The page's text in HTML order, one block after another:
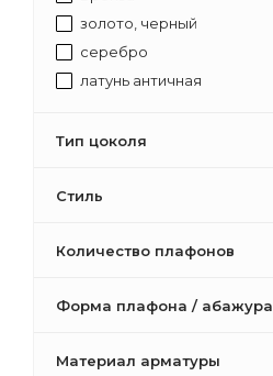
золото, черный
серебро
латунь античная
золото розовое
серебро, черный
коричневый, хром
бронза, неокрашенный
золото, неокрашенный
Тип цоколя
Стиль
Количество плафонов
Форма плафона / абажура
Материал арматуры